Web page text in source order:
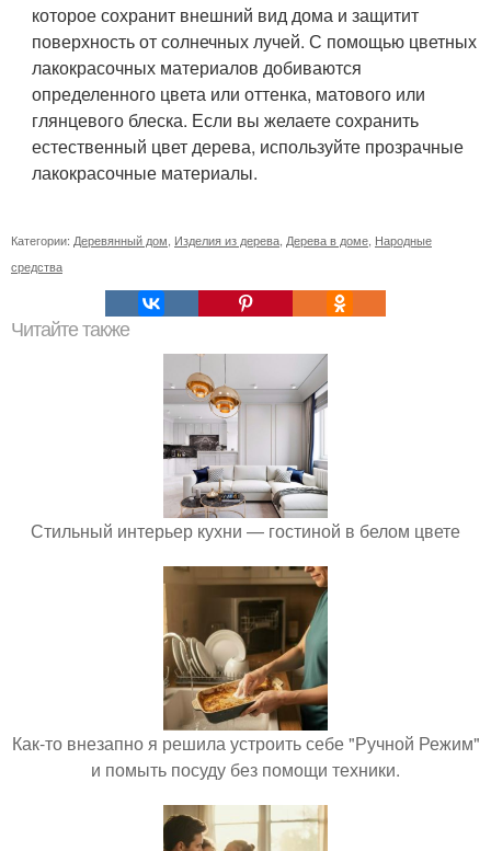
которое сохранит внешний вид дома и защитит
поверхность от солнечных лучей. С помощью цветных
лакокрасочных материалов добиваются
определенного цвета или оттенка, матового или
глянцевого блеска. Если вы желаете сохранить
естественный цвет дерева, используйте прозрачные
лакокрасочные материалы.
Категории: Деревянный дом, Изделия из дерева, Дерева в доме, Народные
средства
Читайте также
Стильный интерьер кухни — гостиной в белом цвете
Как-то внезапно я решила устроить себе "Ручной Режим"
и помыть посуду без помощи техники.